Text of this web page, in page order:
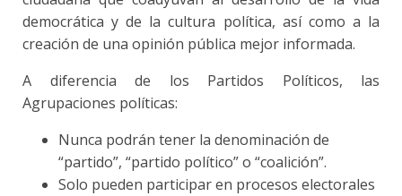
democrática y de la cultura política, así como a la
creación de una opinión pública mejor informada.
A diferencia de los Partidos Políticos, las
Agrupaciones políticas:
Nunca podrán tener la denominación de
“partido”, “partido político” o “coalición”.
Solo pueden participar en procesos electorales